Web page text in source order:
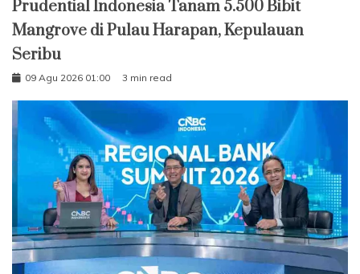
Prudential Indonesia Tanam 5.500 Bibit
Mangrove di Pulau Harapan, Kepulauan
Seribu
09 Agu 2026 01:00 3 min read